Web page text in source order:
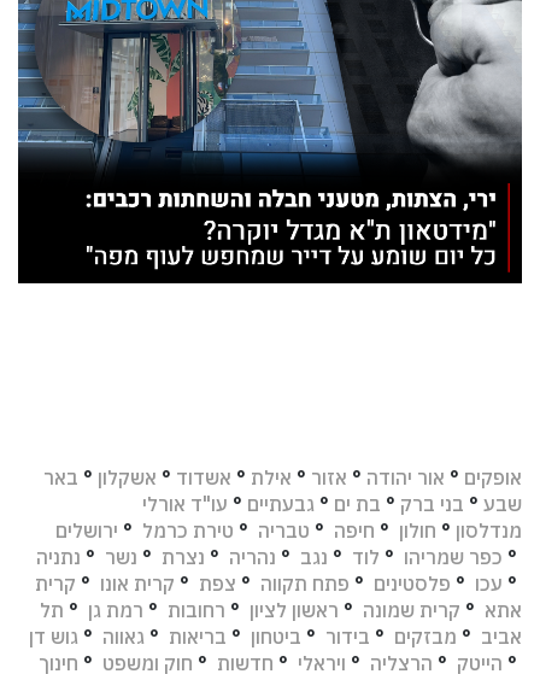
אופקים ° אור יהודה ° אזור ° אילת ° אשדוד ° אשקלון ° באר
שבע ° בני ברק ° בת ים ° גבעתיים ° עו"ד אורלי
מנדלסון ° חולון ° חיפה ° טבריה ° טירת כרמל ° ירושלים
° כפר שמריהו ° לוד ° נגב ° נהריה ° נצרת ° נשר ° נתניה
° עכו ° פלסטינים ° פתח תקווה ° צפת ° קרית אונו ° קרית
אתא ° קרית שמונה ° ראשון לציון ° רחובות ° רמת גן ° תל
אביב ° מבזקים ° בידור ° ביטחון ° בריאות ° גאווה ° גוש דן
° הייטק ° הרצליה ° ויראלי ° חדשות ° חוק ומשפט ° חינוך